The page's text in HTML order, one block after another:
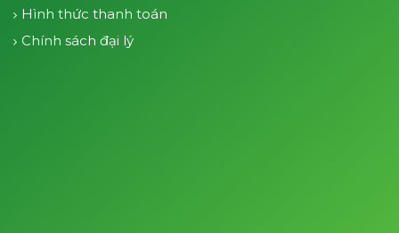
Hình thức thanh toán
Chính sách đại lý